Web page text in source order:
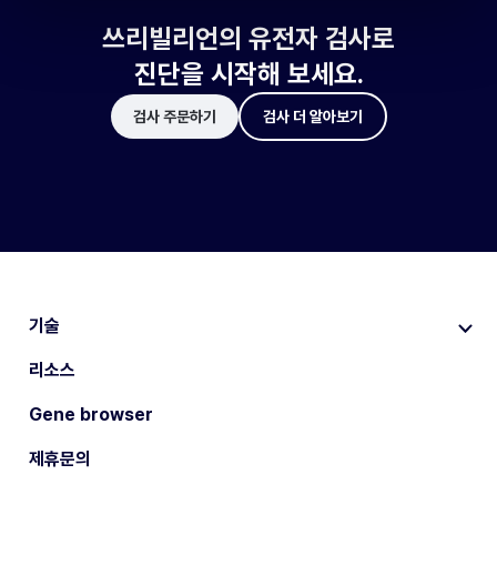
쓰리빌리언의 유전자 검사로
진단을 시작해 보세요.
검사 주문하기 검사 더 알아보기
기술
리소스
Gene browser
제휴문의